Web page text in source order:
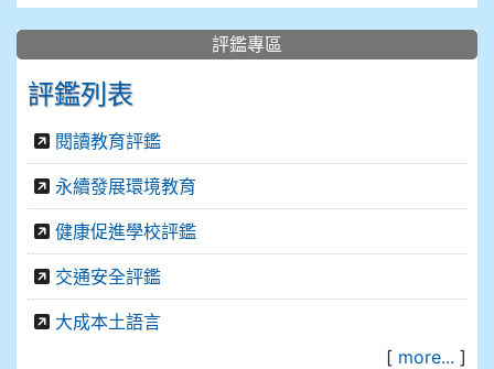
評鑑專區
評鑑列表
閱讀教育評鑑
永續發展環境教育
健康促進學校評鑑
交通安全評鑑
大成本土語言
[ more... ]